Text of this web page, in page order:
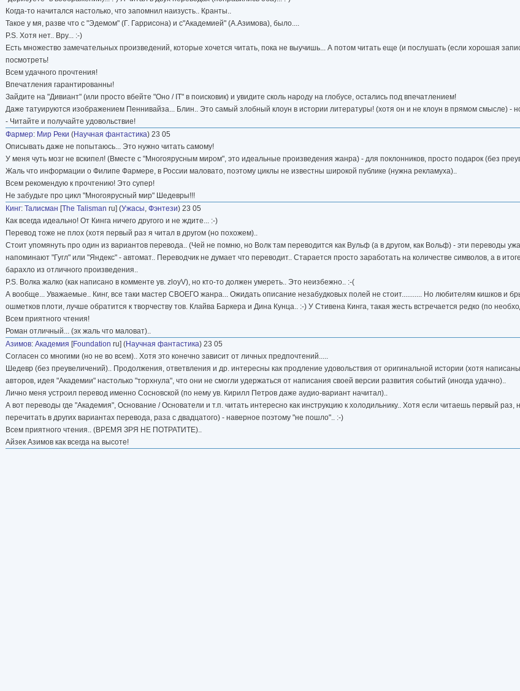
Когда-то начитался настолько, что запомнил наизусть.. Кранты..
Такое у мя, разве что с "Эдемом" (Г. Гаррисона) и с"Академией" (А.Азимова), было....
P.S. Хотя нет.. Вру... :-)
Есть множество замечательных произведений, которые хочется читать, пока не выучишь... А потом читать еще (и послушать (если хорошая
посмотреть!
Всем удачного прочтения!
Впечатления гарантированны!
Зайдите на "Дивиант" (или просто вбейте "Оно / IT" в поисковик) и увидите сколь народу на глобусе, остались под впечатлением!
Даже татуируются изображением Пеннивайза... Блин.. Это самый злобный клоун в истории литературы! (хотя он и не клоун в прямом смысле) -
- Читайте и получайте удовольствие!
Фармер: Мир Реки (Научная фантастика) 23 05
Описывать даже не попытаюсь... Это нужно читать самому!
У меня чуть мозг не вскипел! (Вместе с "Многоярусным миром", это идеальные произведения жанра) - для поклонников, просто подарок (без
Жаль что информации о Филипе Фармере, в России маловато, поэтому циклы не известны широкой публике (нужна рекламуха)..
Всем рекомендую к прочтению! Это супер!
Не забудьте про цикл "Многоярусный мир" Шедевры!!!
Кинг: Талисман [The Talisman ru] (Ужасы, Фэнтези) 23 05
Как всегда идеально! От Кинга ничего другого и не ждите... :-)
Перевод тоже не плох (хотя первый раз я читал в другом (но похожем)..
Стоит упомянуть про один из вариантов перевода.. (Чей не помню, но Волк там переводится как Вульф (а в другом, как Вольф) - эти переводы
напоминают "Гугл" или "Яндекс" - автомат.. Переводчик не думает что переводит.. Старается просто заработать на количестве символов, а в
барахло из отличного произведения..
P.S. Волка жалко (как написано в комменте ув. zloyV), но кто-то должен умереть.. Это неизбежно.. :-(
А вообще... Уважаемые.. Кинг, все таки мастер СВОЕГО жанра... Ожидать описание незабудковых полей не стоит........... Но любителям кишков и
ошметков плоти, лучше обратится к творчеству тов. Клайва Баркера и Дина Кунца.. :-) У Стивена Кинга, такая жесть встречается редко (по
Всем приятного чтения!
Роман отличный... (эх жаль что маловат)..
Азимов: Академия [Foundation ru] (Научная фантастика) 23 05
Согласен со многими (но не во всем).. Хотя это конечно зависит от личных предпочтений.....
Шедевр (без преувеличений).. Продолжения, ответвления и др. интересны как продление удовольствия от оригинальной истории (хотя
авторов, идея "Академии" настолько "торхнула", что они не смогли удержаться от написания своей версии развития событий (иногда удачно)..
Лично меня устроил перевод именно Сосновской (по нему ув. Кирилл Петров даже аудио-вариант начитал)..
А вот переводы где "Академия", Основание / Основатели и т.п. читать интересно как инструкцию к холодильнику.. Хотя если читаешь первый раз,
перечитать в других вариантах перевода, раза с двадцатого) - наверное поэтому "не пошло".. :-)
Всем приятного чтения.. (ВРЕМЯ ЗРЯ НЕ ПОТРАТИТЕ)..
Айзек Азимов как всегда на высоте!